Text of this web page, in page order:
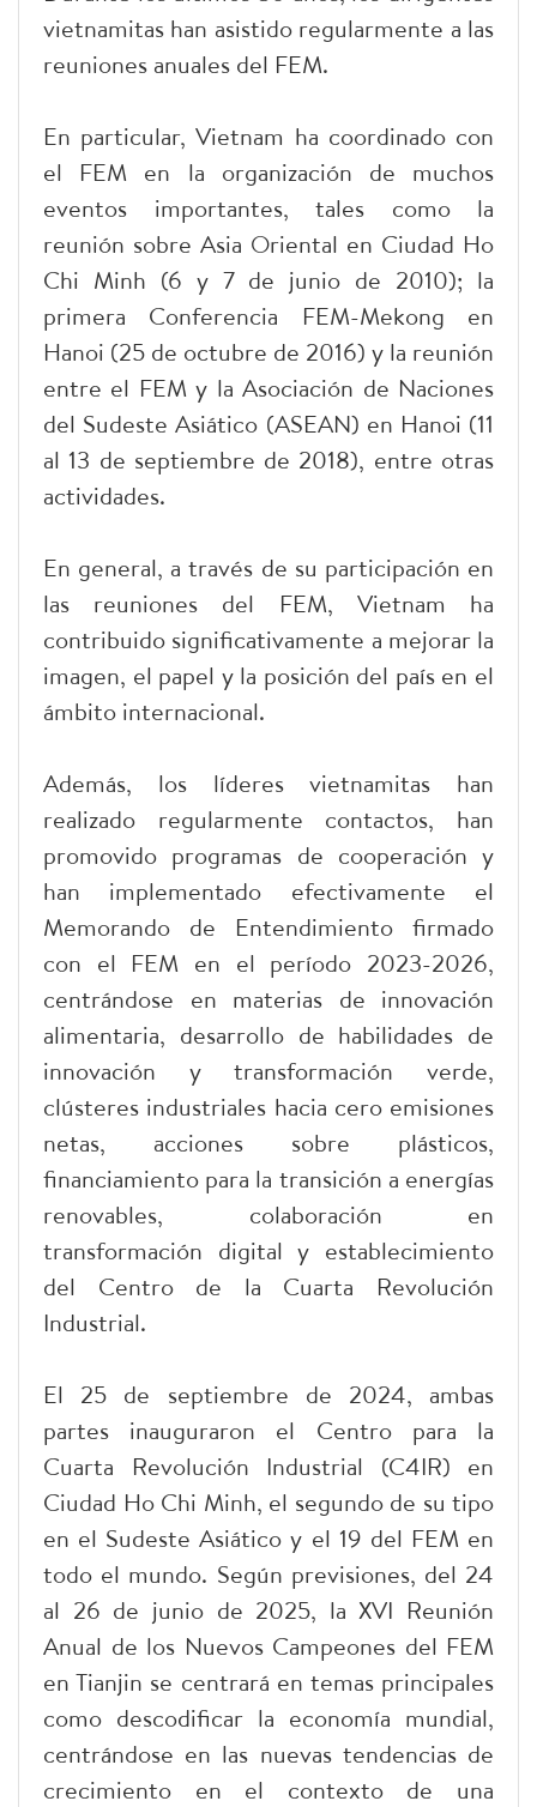
vietnamitas han asistido regularmente a las
reuniones anuales del FEM.
En particular, Vietnam ha coordinado con
el FEM en la organización de muchos
eventos importantes, tales como la
reunión sobre Asia Oriental en Ciudad Ho
Chi Minh (6 y 7 de junio de 2010); la
primera Conferencia FEM-Mekong en
Hanoi (25 de octubre de 2016) y la reunión
entre el FEM y la Asociación de Naciones
del Sudeste Asiático (ASEAN) en Hanoi (11
al 13 de septiembre de 2018), entre otras
actividades.
En general, a través de su participación en
las reuniones del FEM, Vietnam ha
contribuido significativamente a mejorar la
imagen, el papel y la posición del país en el
ámbito internacional.
Además, los líderes vietnamitas han
realizado regularmente contactos, han
promovido programas de cooperación y
han implementado efectivamente el
Memorando de Entendimiento firmado
con el FEM en el período 2023-2026,
centrándose en materias de innovación
alimentaria, desarrollo de habilidades de
innovación y transformación verde,
clústeres industriales hacia cero emisiones
netas, acciones sobre plásticos,
financiamiento para la transición a energías
renovables, colaboración en
transformación digital y establecimiento
del Centro de la Cuarta Revolución
Industrial.
El 25 de septiembre de 2024, ambas
partes inauguraron el Centro para la
Cuarta Revolución Industrial (C4IR) en
Ciudad Ho Chi Minh, el segundo de su tipo
en el Sudeste Asiático y el 19 del FEM en
todo el mundo. Según previsiones, del 24
al 26 de junio de 2025, la XVI Reunión
Anual de los Nuevos Campeones del FEM
en Tianjin se centrará en temas principales
como descodificar la economía mundial,
centrándose en las nuevas tendencias de
crecimiento en el contexto de una